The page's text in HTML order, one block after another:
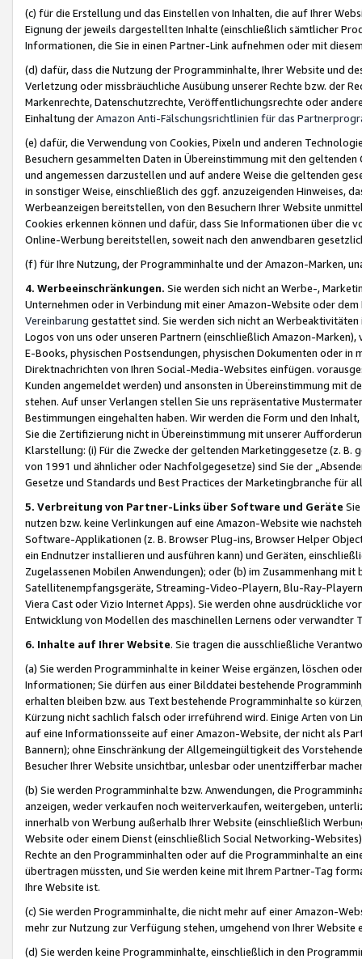
(c) für die Erstellung und das Einstellen von Inhalten, die auf Ihrer
Eignung der jeweils dargestellten Inhalte (einschließlich sämtlicher
Informationen, die Sie in einen Partner-Link aufnehmen oder mit
(d) dafür, dass die Nutzung der Programminhalte, Ihrer Website und
Verletzung oder missbräuchliche Ausübung unserer Rechte bzw. der
Markenrechte, Datenschutzrechte, Veröffentlichungsrechte oder
Einhaltung derAmazon Anti-Fälschungsrichtlinien für das
(e) dafür, die Verwendung von Cookies, Pixeln und anderen
Besuchern gesammelten Daten in Übereinstimmung mit den
und angemessen darzustellen und auf andere Weise die geltenden
in sonstiger Weise, einschließlich des ggf. anzuzeigenden Hinweises,
Werbeanzeigen bereitstellen, von den Besuchern Ihrer Website
Cookies erkennen können und dafür, dass Sie Informationen über die
Online-Werbung bereitstellen, soweit nach den anwendbaren
(f) für Ihre Nutzung, der Programminhalte und der Amazon-Marken,
4. Werbeeinschränkungen. Sie werden sich nicht an Werbe-,
Unternehmen oder in Verbindung mit einer Amazon-Website oder
Vereinbarung gestattet sind. Sie werden sich nicht an
Logos von uns oder unseren Partnern (einschließlich Amazon-
E-Books, physischen Postsendungen, physischen Dokumenten oder in
Direktnachrichten von Ihren Social-Media-Websites einfügen.
Kunden angemeldet werden) und ansonsten in Übereinstimmung mit
stehen. Auf unser Verlangen stellen Sie uns repräsentative
Bestimmungen eingehalten haben. Wir werden die Form und den
Sie die Zertifizierung nicht in Übereinstimmung mit unserer
Klarstellung: (i) Für die Zwecke der geltenden Marketinggesetze (z. B.
von 1991 und ähnlicher oder Nachfolgegesetze) sind Sie der
Gesetze und Standards und Best Practices der Marketingbranche für
5. Verbreitung von Partner-Links über Software und Geräte
nutzen bzw. keine Verlinkungen auf eine Amazon-Website wie
Software-Applikationen (z. B. Browser Plug-ins, Browser Helper
ein Endnutzer installieren und ausführen kann) und Geräten,
Zugelassenen Mobilen Anwendungen); oder (b) im Zusammenhang
Satellitenempfangsgeräte, Streaming-Video-Playern, Blu-Ray-
Viera Cast oder Vizio Internet Apps). Sie werden ohne ausdrückliche
Entwicklung von Modellen des maschinellen Lernens oder
6. Inhalte auf Ihrer Website. Sie tragen die ausschließliche
(a) Sie werden Programminhalte in keiner Weise ergänzen, löschen
Informationen; Sie dürfen aus einer Bilddatei bestehende
erhalten bleiben bzw. aus Text bestehende Programminhalte so
Kürzung nicht sachlich falsch oder irreführend wird. Einige Arten von
auf eine Informationsseite auf einer Amazon-Website, der nicht als
Bannern); ohne Einschränkung der Allgemeingültigkeit des
Besucher Ihrer Website unsichtbar, unlesbar oder unentzifferbar
(b) Sie werden Programminhalte bzw. Anwendungen, die
anzeigen, weder verkaufen noch weiterverkaufen, weitergeben,
innerhalb von Werbung außerhalb Ihrer Website (einschließlich
Website oder einem Dienst (einschließlich Social Networking-
Rechte an den Programminhalten oder auf die Programminhalte an
übertragen müssten, und Sie werden keine mit Ihrem Partner-Tag
Ihre Website ist.
(c) Sie werden Programminhalte, die nicht mehr auf einer Amazon-
mehr zur Nutzung zur Verfügung stehen, umgehend von Ihrer
(d) Sie werden keine Programminhalte, einschließlich in den